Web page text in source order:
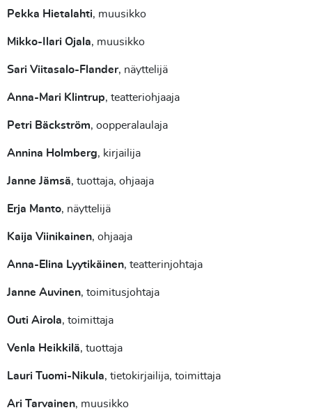
Pekka Hietalahti, muusikko
Mikko-Ilari Ojala, muusikko
Sari Viitasalo-Flander, näyttelijä
Anna-Mari Klintrup, teatteriohjaaja
Petri Bäckström, oopperalaulaja
Annina Holmberg, kirjailija
Janne Jämsä, tuottaja, ohjaaja
Erja Manto, näyttelijä
Kaija Viinikainen, ohjaaja
Anna-Elina Lyytikäinen, teatterinjohtaja
Janne Auvinen, toimitusjohtaja
Outi Airola, toimittaja
Venla Heikkilä, tuottaja
Lauri Tuomi-Nikula, tietokirjailija, toimittaja
Ari Tarvainen, muusikko